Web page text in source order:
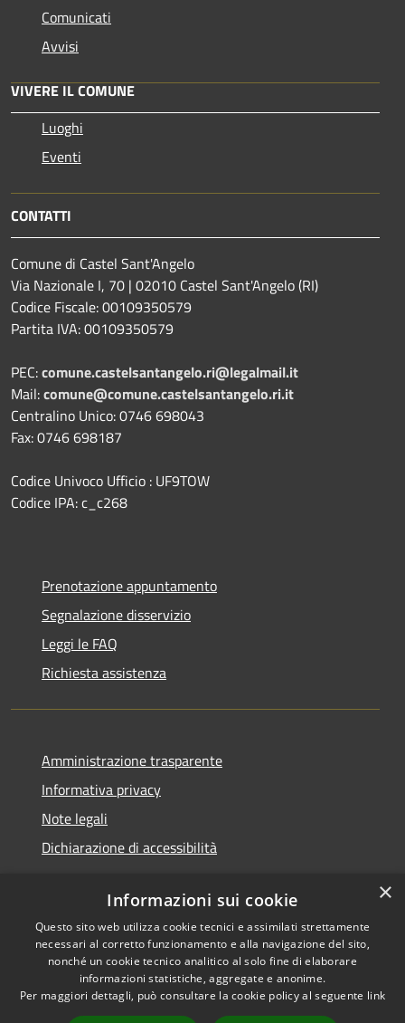
Comunicati
Avvisi
VIVERE IL COMUNE
Luoghi
Eventi
CONTATTI
Comune di Castel Sant'Angelo
Via Nazionale I, 70 | 02010 Castel Sant'Angelo (RI)
Codice Fiscale: 00109350579
Partita IVA: 00109350579
PEC:comune.castelsantangelo.ri@legalmail.it
Mail:comune@comune.castelsantangelo.ri.it
Centralino Unico: 0746 698043
Fax: 0746 698187
Codice Univoco Ufficio : UF9TOW
Codice IPA: c_c268
Prenotazione appuntamento
Segnalazione disservizio
Leggi le FAQ
Richiesta assistenza
Amministrazione trasparente
Informativa privacy
Note legali
Dichiarazione di accessibilità
RSS
Accessibilità
Cookie
Copyright © 2026 • Comune di
Castel Sant'Angelo • Powered
byMunicipium•
redazione
×
Informazioni sui cookie
Questo sito web utilizza cookie tecnici e assimilati strettamente
necessari al corretto funzionamento e alla navigazione del sito,
nonché un cookie tecnico analitico al solo fine di elaborare
informazioni statistiche, aggregate e anonime.
Per maggiori dettagli, può consultare la cookie policy al seguente link